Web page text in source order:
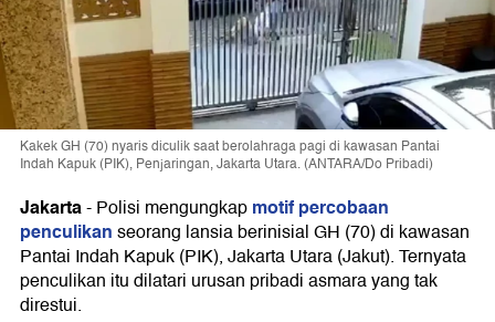
Kakek GH (70) nyaris diculik saat berolahraga pagi di kawasan Pantai
Indah Kapuk (PIK), Penjaringan, Jakarta Utara. (ANTARA/Do Pribadi)
Jakarta-Polisi mengungkapmotif percobaan
penculikanseorang lansia berinisial GH (70) di kawasan
Pantai Indah Kapuk (PIK), Jakarta Utara (Jakut). Ternyata
penculikan itu dilatari urusan pribadi asmara yang tak
direstui.